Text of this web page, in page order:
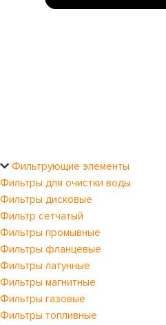
Фильтрующие элементы
Фильтры для очистки воды
Фильтры дисковые
Фильтр сетчатый
Фильтры промывные
Фильтры фланцевые
Фильтры латунные
Фильтры магнитные
Фильтры газовые
Фильтры топливные